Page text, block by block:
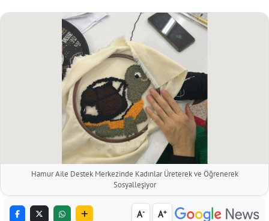
Hamur Aile Destek Merkezinde Kadınlar Üreterek ve Öğrenerek
Sosyalleşiyor
A- A+